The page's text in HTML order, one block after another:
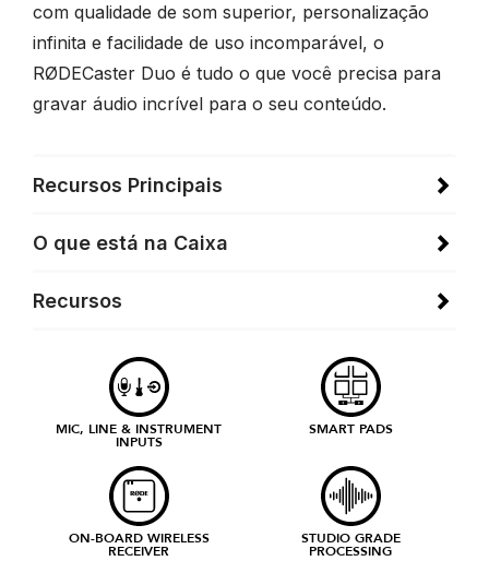
com qualidade de som superior, personalização
infinita e facilidade de uso incomparável, o
RØDECaster Duo é tudo o que você precisa para
gravar áudio incrível para o seu conteúdo.
Recursos Principais
O que está na Caixa
Recursos
MIC, LINE & INSTRUMENT
INPUTS
SMART PADS
ON-BOARD WIRELESS
RECEIVER
STUDIO GRADE
PROCESSING